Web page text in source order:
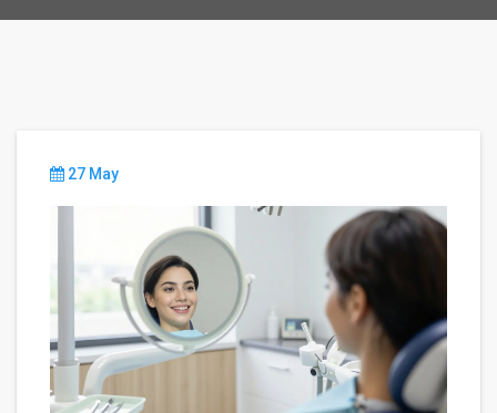
27 May